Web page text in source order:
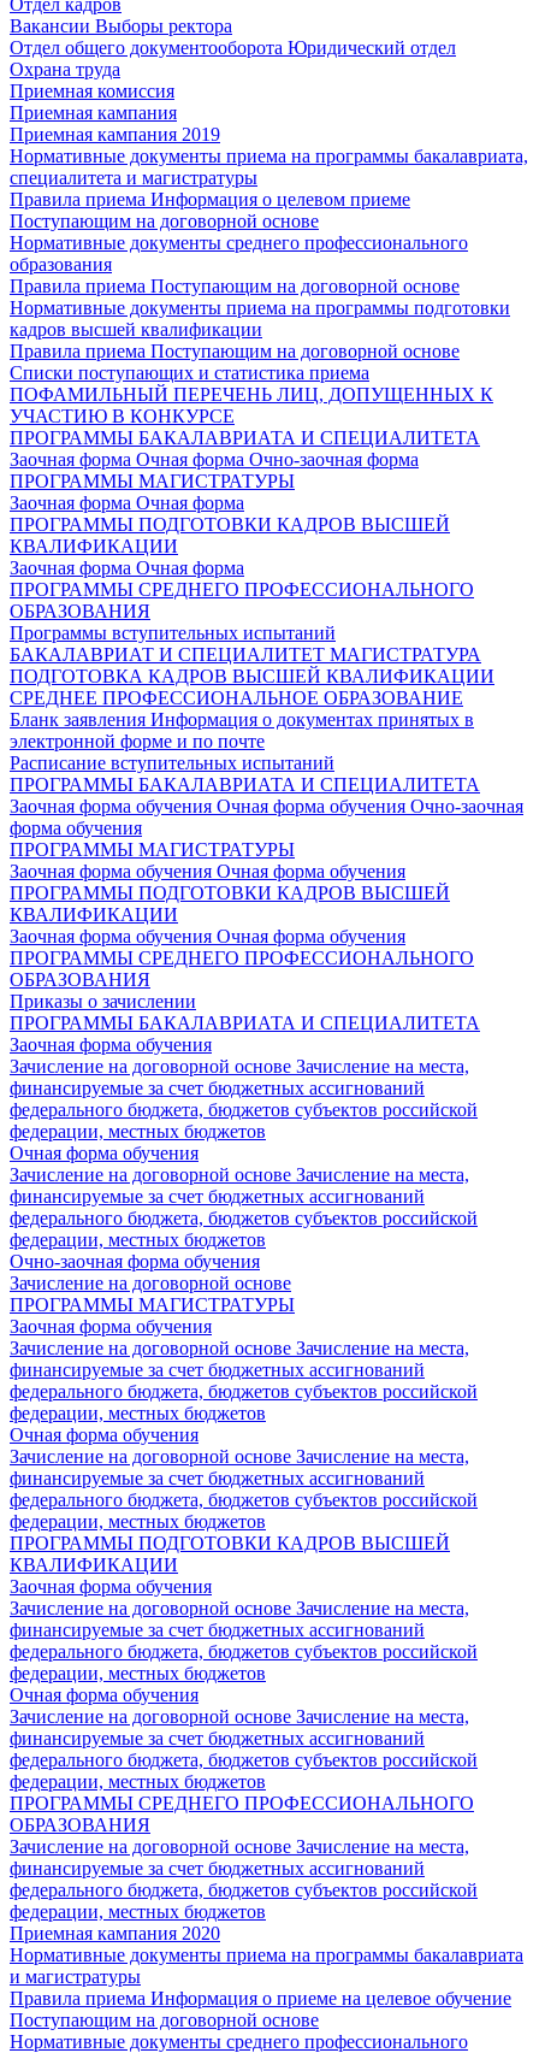
Вакансии Выборы ректора
Отдел общего документооборота Юридический отдел
Охрана труда
Приемная комиссия
Приемная кампания
Приемная кампания 2019
Нормативные документы приема на программы бакалавриата,
специалитета и магистратуры
Правила приема Информация о целевом приеме
Поступающим на договорной основе
Нормативные документы среднего профессионального
образования
Правила приема Поступающим на договорной основе
Нормативные документы приема на программы подготовки
кадров высшей квалификации
Правила приема Поступающим на договорной основе
Списки поступающих и статистика приема
ПОФАМИЛЬНЫЙ ПЕРЕЧЕНЬ ЛИЦ, ДОПУЩЕННЫХ К
УЧАСТИЮ В КОНКУРСЕ
ПРОГРАММЫ БАКАЛАВРИАТА И СПЕЦИАЛИТЕТА
Заочная форма Очная форма Очно-заочная форма
ПРОГРАММЫ МАГИСТРАТУРЫ
Заочная форма Очная форма
ПРОГРАММЫ ПОДГОТОВКИ КАДРОВ ВЫСШЕЙ
КВАЛИФИКАЦИИ
Заочная форма Очная форма
ПРОГРАММЫ СРЕДНЕГО ПРОФЕССИОНАЛЬНОГО
ОБРАЗОВАНИЯ
Программы вступительных испытаний
БАКАЛАВРИАТ И СПЕЦИАЛИТЕТ МАГИСТРАТУРА
ПОДГОТОВКА КАДРОВ ВЫСШЕЙ КВАЛИФИКАЦИИ
СРЕДНЕЕ ПРОФЕССИОНАЛЬНОЕ ОБРАЗОВАНИЕ
Бланк заявления Информация о документах принятых в
электронной форме и по почте
Расписание вступительных испытаний
ПРОГРАММЫ БАКАЛАВРИАТА И СПЕЦИАЛИТЕТА
Заочная форма обучения Очная форма обучения Очно-заочная
форма обучения
ПРОГРАММЫ МАГИСТРАТУРЫ
Заочная форма обучения Очная форма обучения
ПРОГРАММЫ ПОДГОТОВКИ КАДРОВ ВЫСШЕЙ
КВАЛИФИКАЦИИ
Заочная форма обучения Очная форма обучения
ПРОГРАММЫ СРЕДНЕГО ПРОФЕССИОНАЛЬНОГО
ОБРАЗОВАНИЯ
Приказы о зачислении
ПРОГРАММЫ БАКАЛАВРИАТА И СПЕЦИАЛИТЕТА
Заочная форма обучения
Зачисление на договорной основе Зачисление на места,
финансируемые за счет бюджетных ассигнований
федерального бюджета, бюджетов субъектов российской
федерации, местных бюджетов
Очная форма обучения
Зачисление на договорной основе Зачисление на места,
финансируемые за счет бюджетных ассигнований
федерального бюджета, бюджетов субъектов российской
федерации, местных бюджетов
Очно-заочная форма обучения
Зачисление на договорной основе
ПРОГРАММЫ МАГИСТРАТУРЫ
Заочная форма обучения
Зачисление на договорной основе Зачисление на места,
финансируемые за счет бюджетных ассигнований
федерального бюджета, бюджетов субъектов российской
федерации, местных бюджетов
Очная форма обучения
Зачисление на договорной основе Зачисление на места,
финансируемые за счет бюджетных ассигнований
федерального бюджета, бюджетов субъектов российской
федерации, местных бюджетов
ПРОГРАММЫ ПОДГОТОВКИ КАДРОВ ВЫСШЕЙ
КВАЛИФИКАЦИИ
Заочная форма обучения
Зачисление на договорной основе Зачисление на места,
финансируемые за счет бюджетных ассигнований
федерального бюджета, бюджетов субъектов российской
федерации, местных бюджетов
Очная форма обучения
Зачисление на договорной основе Зачисление на места,
финансируемые за счет бюджетных ассигнований
федерального бюджета, бюджетов субъектов российской
федерации, местных бюджетов
ПРОГРАММЫ СРЕДНЕГО ПРОФЕССИОНАЛЬНОГО
ОБРАЗОВАНИЯ
Зачисление на договорной основе Зачисление на места,
финансируемые за счет бюджетных ассигнований
федерального бюджета, бюджетов субъектов российской
федерации, местных бюджетов
Приемная кампания 2020
Нормативные документы приема на программы бакалавриата
и магистратуры
Правила приема Информация о приеме на целевое обучение
Поступающим на договорной основе
Нормативные документы среднего профессионального